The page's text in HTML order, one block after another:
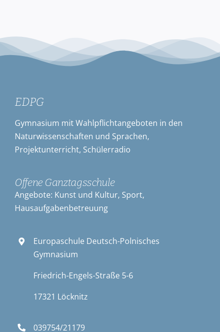
EDPG
Gymnasium mit Wahlpflichtangeboten in den
Naturwissenschaften und Sprachen,
Projektunterricht, Schülerradio
Offene Ganztagsschule
Angebote: Kunst und Kultur, Sport,
Hausaufgabenbetreuung
Europaschule Deutsch-Polnisches
Gymnasium
Friedrich-Engels-Straße 5-6
17321 Löcknitz
039754/21179